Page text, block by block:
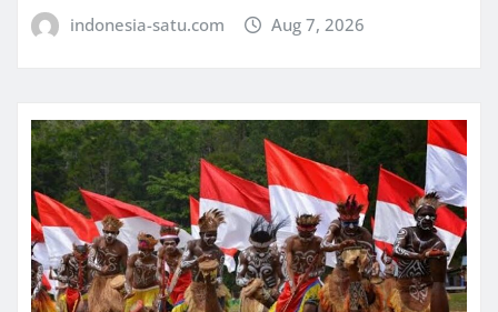
indonesia-satu.com Aug 7, 2026